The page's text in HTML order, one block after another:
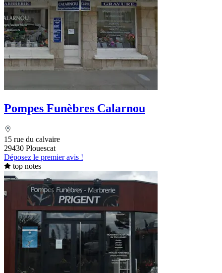
Pompes Funèbres Calarnou
15 rue du calvaire
29430 Plouescat
Déposez le premier avis !
top notes